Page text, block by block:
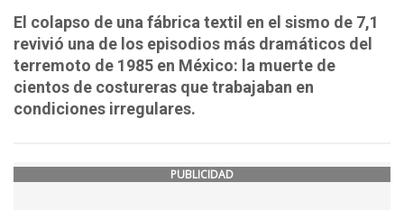
El colapso de una fábrica textil en el sismo de 7,1
revivió una de los episodios más dramáticos del
terremoto de 1985 en México: la muerte de
cientos de costureras que trabajaban en
condiciones irregulares.
PUBLICIDAD